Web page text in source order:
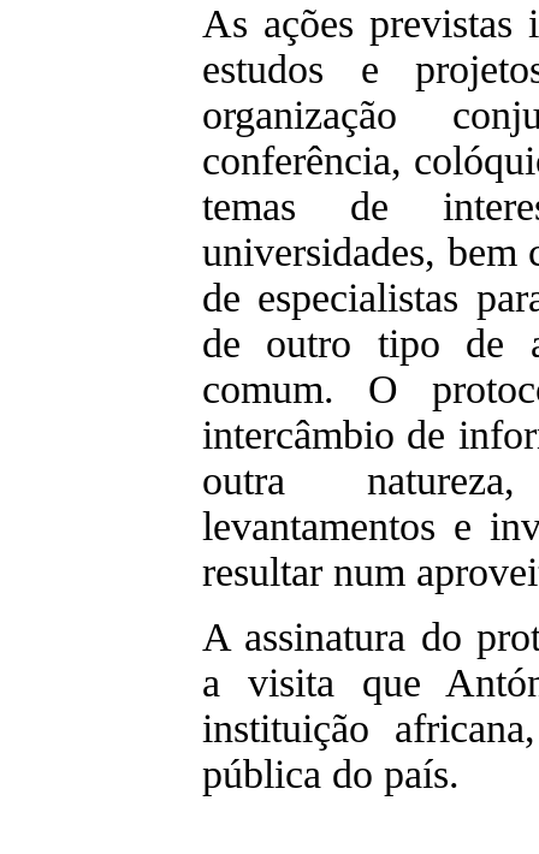
As ações previstas
estudos e
organização
conferência,
temas de
universidades, bem
de especialistas
de outro tipo de
comum. O
intercâmbio de
outra
levantamentos e
resultar num
A assinatura do
a visita que
instituição
pública do país.